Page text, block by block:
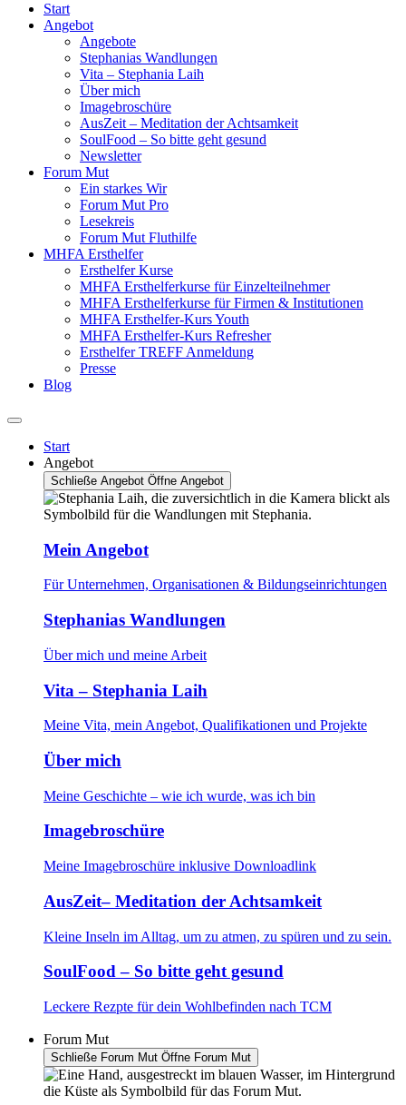
Start
Angebot
Angebote
Stephanias Wandlungen
Vita – Stephania Laih
Über mich
Imagebroschüre
AusZeit – Meditation der Achtsamkeit
SoulFood – So bitte geht gesund
Newsletter
Forum Mut
Ein starkes Wir
Forum Mut Pro
Lesekreis
Forum Mut Fluthilfe
MHFA Ersthelfer
Ersthelfer Kurse
MHFA Ersthelferkurse für Einzelteilnehmer
MHFA Ersthelferkurse für Firmen & Institutionen
MHFA Ersthelfer-Kurs Youth
MHFA Ersthelfer-Kurs Refresher
Ersthelfer TREFF Anmeldung
Presse
Blog
Start
Angebot
Schließe Angebot Öffne Angebot
Mein Angebot
Für Unternehmen, Organisationen & Bildungseinrichtungen
Stephanias Wandlungen
Über mich und meine Arbeit
Vita – Stephania Laih
Meine Vita, mein Angebot, Qualifikationen und Projekte
Über mich
Meine Geschichte – wie ich wurde, was ich bin
Imagebroschüre
Meine Imagebroschüre inklusive Downloadlink
AusZeit– Meditation der Achtsamkeit
Kleine Inseln im Alltag, um zu atmen, zu spüren und zu sein.
SoulFood – So bitte geht gesund
Leckere Rezpte für dein Wohlbefinden nach TCM
Forum Mut
Schließe Forum Mut Öffne Forum Mut